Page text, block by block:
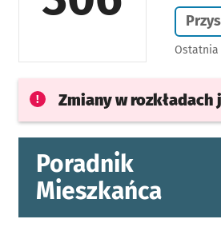
Zmiany w rozkładach
Poradnik
Mieszkańca